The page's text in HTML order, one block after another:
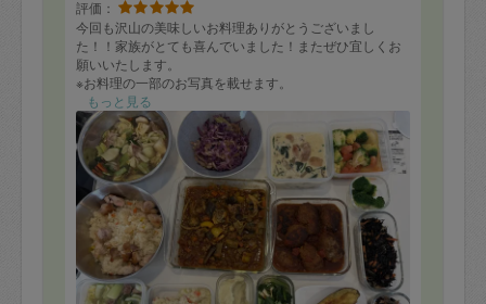
評価：
今回も沢山の美味しいお料理ありがとうございまし
た！！家族がとても喜んでいました！またぜひ宜しくお
願いいたします。
※お料理の一部のお写真を載せます。
もっと見る